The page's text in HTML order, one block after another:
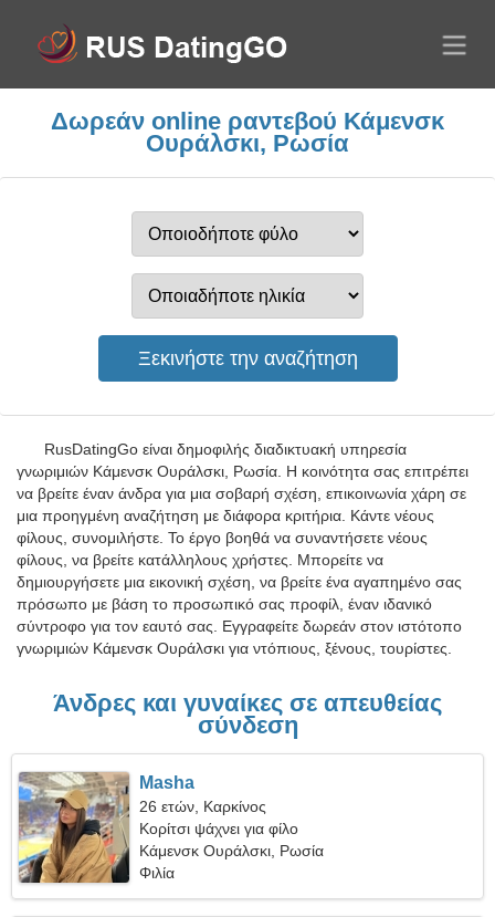
Δωρεάν online ραντεβού Κάμενσκ
Ουράλσκι, Ρωσία
RusDatingGo είναι δημοφιλής διαδικτυακή υπηρεσία
γνωριμιών Κάμενσκ Ουράλσκι, Ρωσία. Η κοινότητα σας επιτρέπει
να βρείτε έναν άνδρα για μια σοβαρή σχέση, επικοινωνία χάρη σε
μια προηγμένη αναζήτηση με διάφορα κριτήρια. Κάντε νέους
φίλους, συνομιλήστε. Το έργο βοηθά να συναντήσετε νέους
φίλους, να βρείτε κατάλληλους χρήστες. Μπορείτε να
δημιουργήσετε μια εικονική σχέση, να βρείτε ένα αγαπημένο σας
πρόσωπο με βάση το προσωπικό σας προφίλ, έναν ιδανικό
σύντροφο για τον εαυτό σας. Εγγραφείτε δωρεάν στον ιστότοπο
γνωριμιών Κάμενσκ Ουράλσκι για ντόπιους, ξένους, τουρίστες.
Άνδρες και γυναίκες σε απευθείας
σύνδεση
Masha
26 ετών, Καρκίνος
Κορίτσι ψάχνει για φίλο
Κάμενσκ Ουράλσκι, Ρωσία
Φιλία